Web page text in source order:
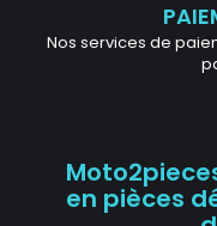
Nos services de
en pièces